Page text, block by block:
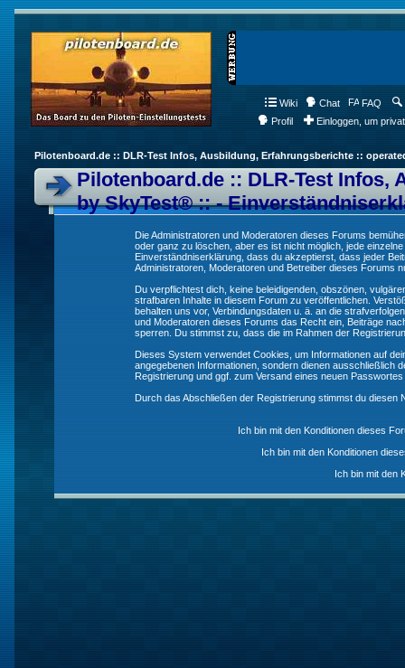
Wiki Chat FAQ
Profil
Einloggen, um
Pilotenboard.de :: DLR-Test Infos, Ausbildung, Erfahrungsberichte ::
Pilotenboard.de :: DLR-Test
by SkyTest® :: -
Die Administratoren und Moderatoren dieses Forums
oder ganz zu löschen, aber es ist nicht möglich, jede
Einverständniserklärung, dass du akzeptierst, dass jeder
Administratoren, Moderatoren und Betreiber dieses Forums
Du verpflichtest dich, keine beleidigenden, obszönen,
strafbaren Inhalte in diesem Forum zu veröffentlichen.
behalten uns vor, Verbindungsdaten u. ä. an die
und Moderatoren dieses Forums das Recht ein, Beiträge
sperren. Du stimmst zu, dass die im Rahmen der
Dieses System verwendet Cookies, um Informationen auf
angegebenen Informationen, sondern dienen ausschließlich
Registrierung und ggf. zum Versand eines neuen
Durch das Abschließen der Registrierung stimmst du diesen
Ich bin mit den Konditionen dieses
Ich bin mit den Konditionen
Ich bin mit den